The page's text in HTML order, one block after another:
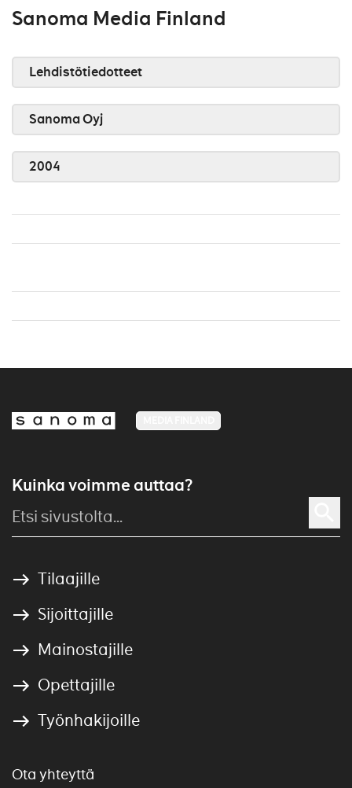
Sanoma Media Finland
Lehdistötiedotteet
Sanoma Oyj
2004
Kuinka voimme auttaa?
Tilaajille
Sijoittajille
Mainostajille
Opettajille
Työnhakijoille
Ota yhteyttä